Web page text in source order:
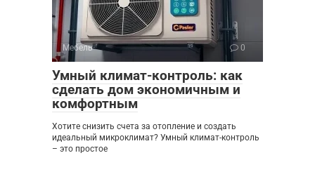
Мебель 0
Умный климат-контроль: как
сделать дом экономичным и
комфортным
Хотите снизить счета за отопление и создать
идеальный микроклимат? Умный климат-контроль
– это простое